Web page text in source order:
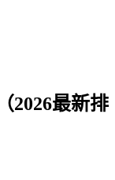
2026最新排